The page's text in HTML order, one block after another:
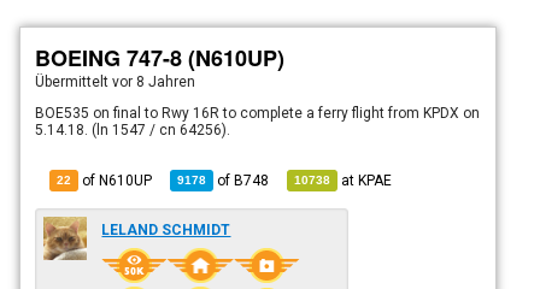
BOEING 747-8 (N610UP)
Übermitteltvor 8 Jahren
BOE535 on final to Rwy 16R to complete a ferry flight from KPDX on
5.14.18. (ln 1547 / cn 64256).
22 of N610UP 9178 ofB748 10738 atKPAE
LELAND SCHMIDT